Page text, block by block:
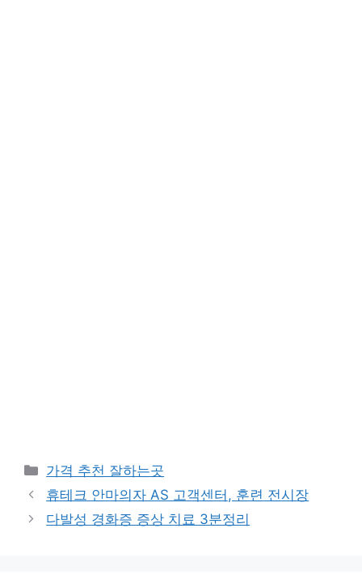
카
테
리
가격 추천 잘하는곳
휴테크 안마의자 AS 고객센터, 훈련 전시장
다발성 경화증 증상 치료 3분정리